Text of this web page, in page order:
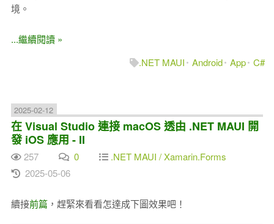
境。
...繼續閱讀 »
.NET MAUI
Android App C#
2025-02-12
在 Visual Studio 連接 macOS 透由 .NET MAUI 開
發 iOS 應用 - II
257 0
.NET MAUI / Xamarin.Forms
2025-05-06
續接前篇，趕緊來看看怎達成下圖效果吧！